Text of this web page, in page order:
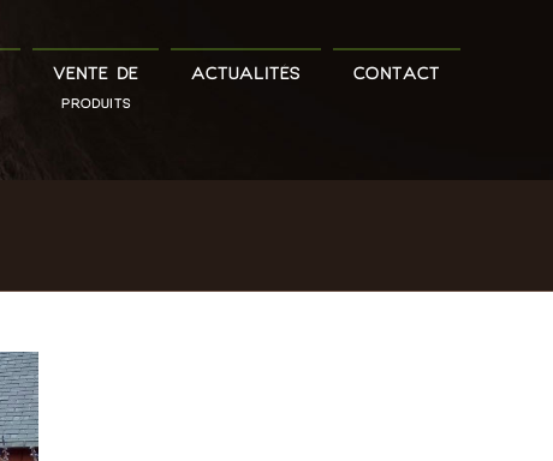
VENTE DE
PRODUITS
ACTUALITÉS CONTACT